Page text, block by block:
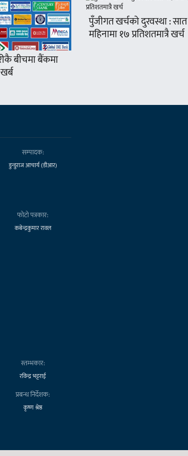
बीचमा बैंकमा
पुँजीगत खर्चको दुरवस्था : सात
महिनामा १७ प्रतिशतमात्रै खर्च
सम्पादक:
डुन्डुराज आचार्य (डीआर)
फोटो पत्रकार:
कबेन्द्रकुमार रावल
स्तम्भकार:
रविन्द्र भट्टराई
प्रबन्ध निर्देशक:
कृष्ण श्रेष्ठ